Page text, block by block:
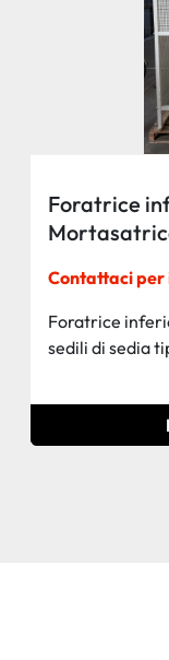
Foratrice
prodotti
Contattaci per
Foratrice
sedili di sedia